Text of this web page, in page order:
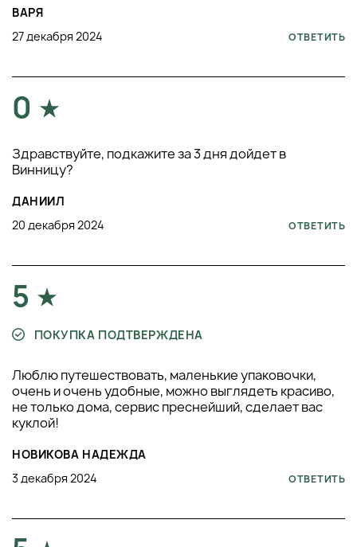
ВАРЯ
27 декабря 2024
ОТВЕТИТЬ
0
Здравствуйте, подкажите за 3 дня дойдет в
Винницу?
ДАНИИЛ
20 декабря 2024
ОТВЕТИТЬ
5
ПОКУПКА ПОДТВЕРЖДЕНА
Люблю путешествовать, маленькие упаковочки,
очень и очень удобные, можно выглядеть красиво,
не только дома, сервис преснейший, сделает вас
куклой!
НОВИКОВА НАДЕЖДА
3 декабря 2024
ОТВЕТИТЬ